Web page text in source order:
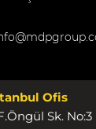
Ofis
Sk. No:3